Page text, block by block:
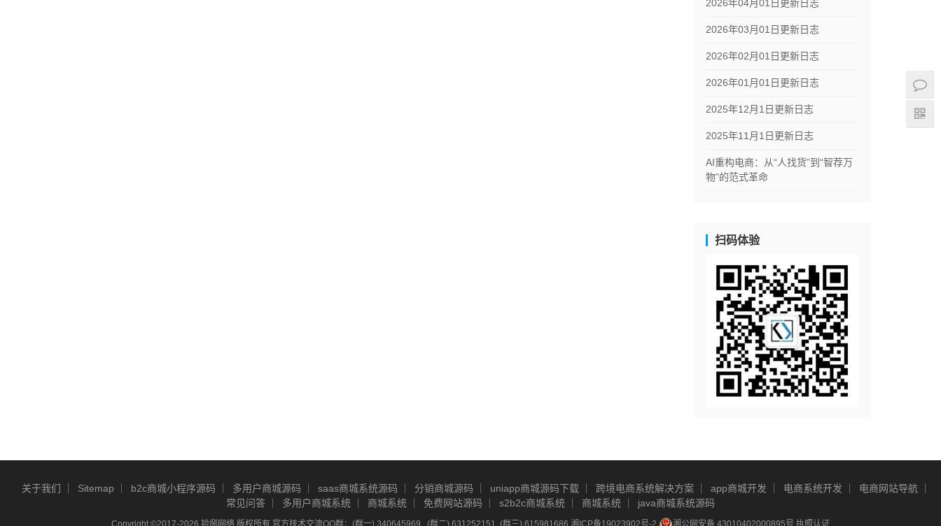
2026年04月01日更新日志
2026年03月01日更新日志
2026年02月01日更新日志
2026年01月01日更新日志
2025年12月1日更新日志
2025年11月1日更新日志
AI重构电商：从“人找货”到“智荐万
物”的范式革命
扫码体验
关于我们 Sitemap b2c商城小程序源码 多用户商城源码 saas商城系统源码 分销商城源码 uniapp商城源码下载 跨境电商系统解决方案 app商城开发 电商系统开发
电商网站导航
常见问答
多用户商城系统 商城系统 免费网站源码 s2b2c商城系统 商城系统 java商城系统源码
Copyright ©2017-2026 拾捌网络 版权所有 官方技术交流QQ群：(群一) 340645969 , (群二) 631252151, (群三) 615981686 湘ICP备19023902号-2 湘公网安备 43010402000895号 执照认证